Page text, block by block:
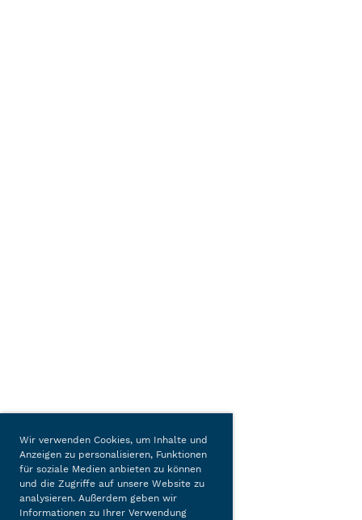
Wir verwenden Cookies, um Inhalte und
Anzeigen zu personalisieren, Funktionen
für soziale Medien anbieten zu können
und die Zugriffe auf unsere Website zu
analysieren. Außerdem geben wir
Informationen zu Ihrer Verwendung